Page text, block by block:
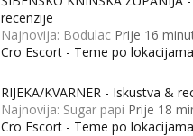
recenzije
Najnovija: Bodulac Prije 16
Cro Escort - Teme po lokacijama
RIJEKA/KVARNER - Iskustva &
Najnovija: Sugar papi Prije 18
Cro Escort - Teme po lokacijama